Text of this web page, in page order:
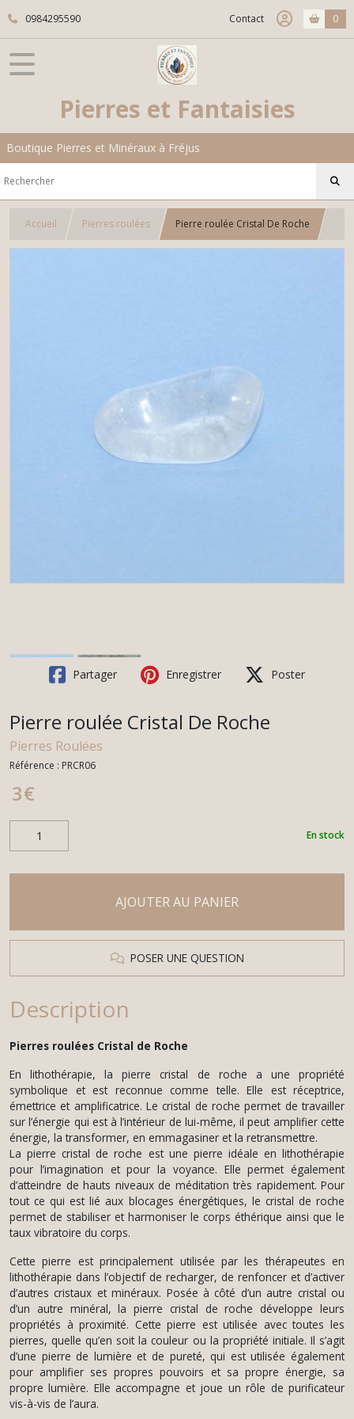
0984295590 Contact 0
Pierres et Fantaisies
Boutique Pierres et Minéraux à Fréjus
Accueil Pierres roulées Pierre roulée Cristal De Roche
Partager Enregistrer Poster
Pierre roulée Cristal De Roche
Pierres Roulées
Référence : PRCR06
3€
En stock
AJOUTER AU PANIER
POSER UNE QUESTION
Description
Pierres roulées Cristal de Roche
En lithothérapie, la pierre cristal de roche a une propriété
symbolique et est reconnue comme telle. Elle est réceptrice,
émettrice et amplificatrice. Le cristal de roche permet de travailler
sur l’énergie qui est à l’intérieur de lui-même, il peut amplifier cette
énergie, la transformer, en emmagasiner et la retransmettre.
La pierre cristal de roche est une pierre idéale en lithothérapie
pour l’imagination et pour la voyance. Elle permet également
d’atteindre de hauts niveaux de méditation très rapidement. Pour
tout ce qui est lié aux blocages énergétiques, le cristal de roche
permet de stabiliser et harmoniser le corps éthérique ainsi que le
taux vibratoire du corps.
Cette pierre est principalement utilisée par les thérapeutes en
lithothérapie dans l’objectif de recharger, de renfoncer et d’activer
d’autres cristaux et minéraux. Posée à côté d’un autre cristal ou
d’un autre minéral, la pierre cristal de roche développe leurs
propriétés à proximité. Cette pierre est utilisée avec toutes les
pierres, quelle qu’en soit la couleur ou la propriété initiale. Il s’agit
d’une pierre de lumière et de pureté, qui est utilisée également
pour amplifier ses propres pouvoirs et sa propre énergie, sa
propre lumière. Elle accompagne et joue un rôle de purificateur
vis-à-vis de l’aura.